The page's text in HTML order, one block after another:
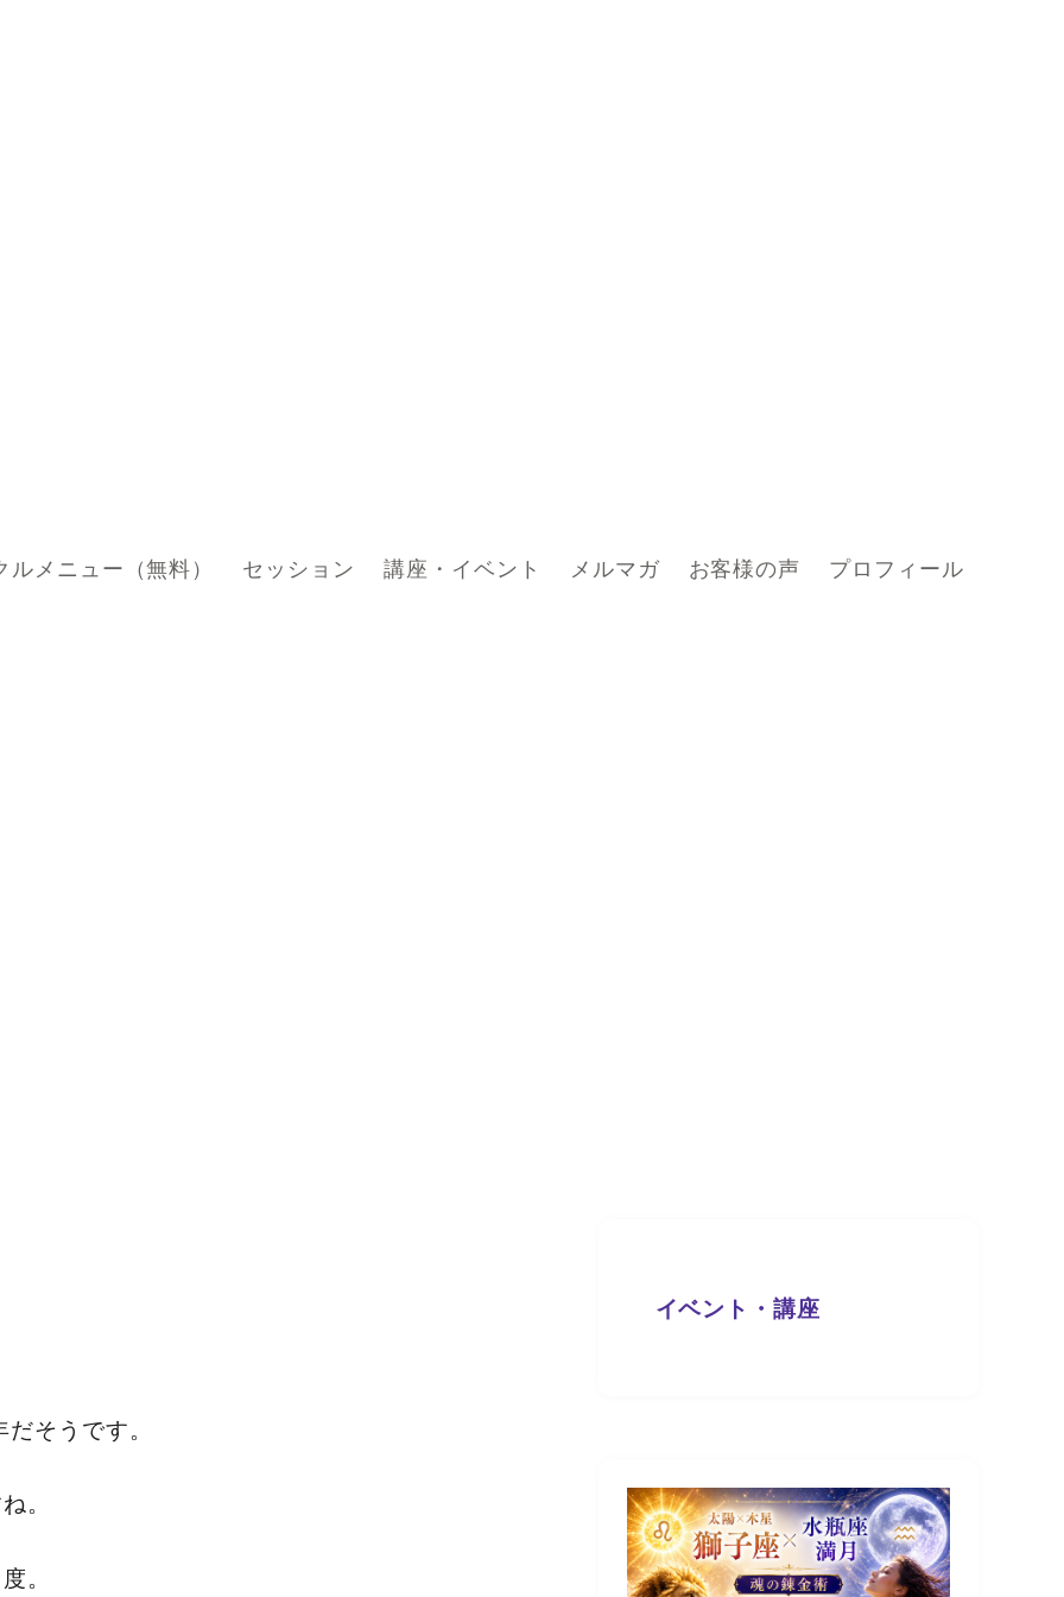
ルメニュー（無料） セッション 講座・イベント メルマガ お客様の声 プロフィール
そうです。
。
。
イベント・講座